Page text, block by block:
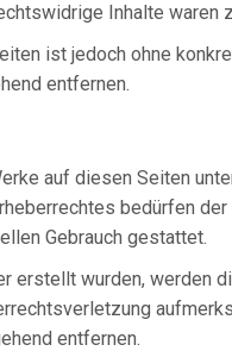
Inhalte waren
ist jedoch ohne
entfernen.
auf diesen Seiten
bedürfen
Gebrauch gestattet.
erstellt wurden, werden
entfernen.